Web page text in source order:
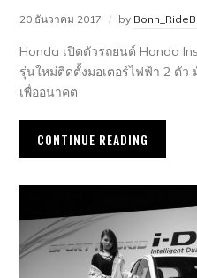
20 ธันวาคม 2017 by
Honda เปิดตัวรถยนต์ Honda
รุ่นใหม่ติดตั้งมอเตอร์ไฟฟ้า 2 ตัว
เพื่ออนาคต
CONTINUE READING